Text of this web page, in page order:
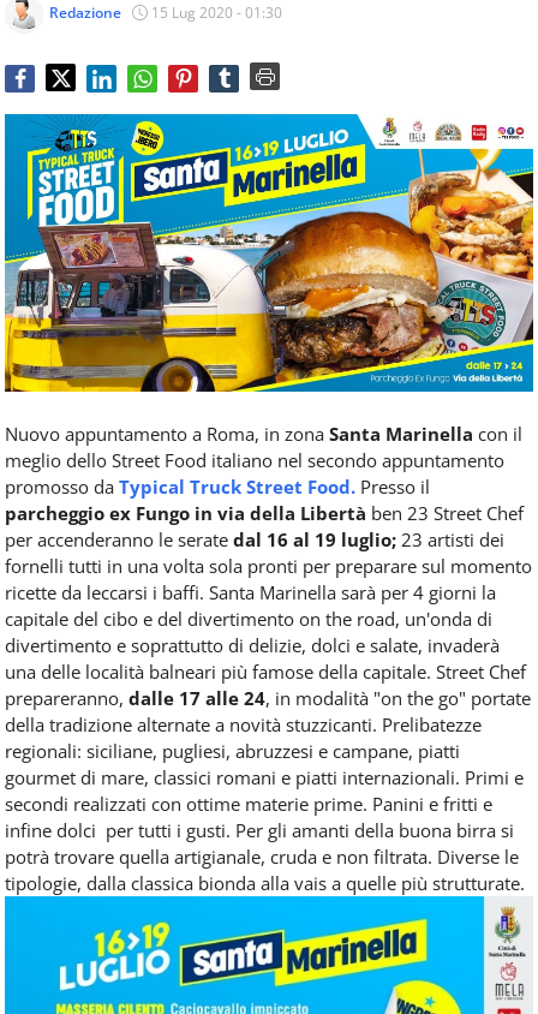
fuoricasa,
Food
Service
e
tutte
le
novità
del
comparto
Horeca.
Redazione 15 Lug 2020 - 01:30
Nuovo appuntamento a Roma, in zona Santa Marinella con il
meglio dello Street Food italiano nel secondo appuntamento
promosso da Typical Truck Street Food. Presso il
parcheggio ex Fungo in via della Libertà ben 23 Street Chef
per accenderanno le serate dal 16 al 19 luglio; 23 artisti dei
fornelli tutti in una volta sola pronti per preparare sul momento
ricette da leccarsi i baffi. Santa Marinella sarà per 4 giorni la
capitale del cibo e del divertimento on the road, un'onda di
divertimento e soprattutto di delizie, dolci e salate, invaderà
una delle località balneari più famose della capitale. Street Chef
prepareranno, dalle 17 alle 24, in modalità "on the go" portate
della tradizione alternate a novità stuzzicanti. Prelibatezze
regionali: siciliane, pugliesi, abruzzesi e campane, piatti
gourmet di mare, classici romani e piatti internazionali. Primi e
secondi realizzati con ottime materie prime. Panini e fritti e
infine dolci per tutti i gusti. Per gli amanti della buona birra si
potrà trovare quella artigianale, cruda e non filtrata. Diverse le
tipologie, dalla classica bionda alla vais a quelle più strutturate.